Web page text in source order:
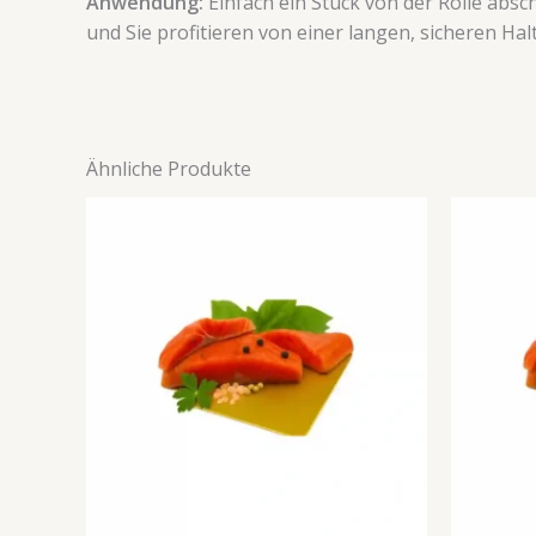
und Sie profitieren von einer langen, sicheren
Ähnliche Produkte